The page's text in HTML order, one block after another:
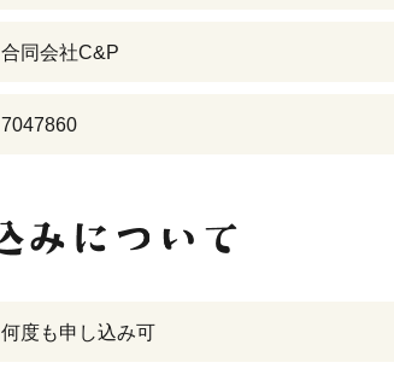
合同会社C&P
7047860
何度も申し込み可